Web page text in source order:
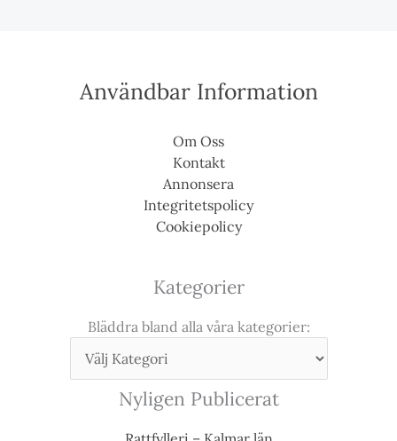
Användbar Information
Om Oss
Kontakt
Annonsera
Integritetspolicy
Cookiepolicy
Kategorier
Bläddra bland alla våra kategorier:
Nyligen Publicerat